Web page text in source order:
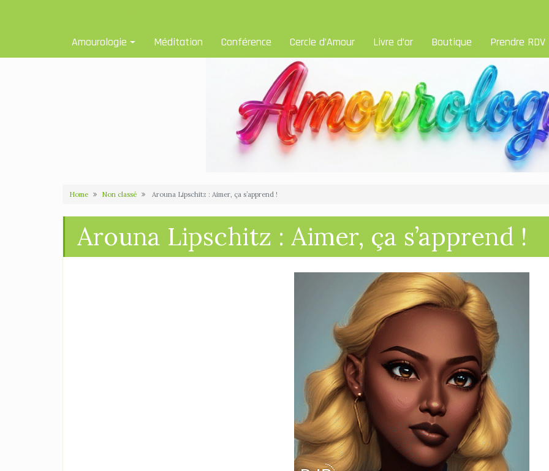
Amourologie Méditation Conférence Cercle d’Amour Livre d’or Boutique Prendre RDV
Home Non classé Arouna Lipschitz : Aimer, ça s’apprend !
Arouna Lipschitz : Aimer, ça s’apprend !